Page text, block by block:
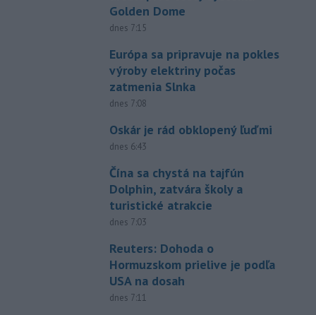
Golden Dome
dnes 7:15
Európa sa pripravuje na pokles
výroby elektriny počas
zatmenia Slnka
dnes 7:08
Oskár je rád obklopený ľuďmi
dnes 6:43
Čína sa chystá na tajfún
Dolphin, zatvára školy a
turistické atrakcie
dnes 7:03
Reuters: Dohoda o
Hormuzskom prielive je podľa
USA na dosah
dnes 7:11